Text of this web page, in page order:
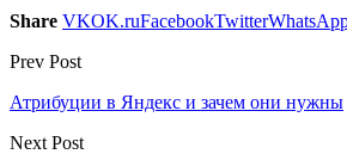
Share VKOK.ruFacebookTwitter
Prev Post
Атрибуции в Яндекс и зачем они нужны
Next Post